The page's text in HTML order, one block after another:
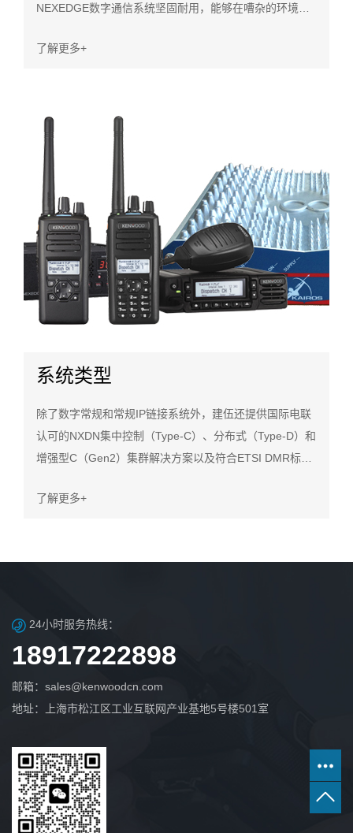
NEXEDGE数字通信系统坚固耐用，能够在嘈杂的环境中
强安全性。
了解更多+
系统类型
除了数字常规和常规IP链接系统外，建伍还提供国际电联
认可的NXDN集中控制（Type-C）、分布式（Type-D）和
增强型C（Gen2）集群解决方案以及符合ETSI DMR标准
用户能够在具有成本效益和面向未来的无线电系统解决方
了解更多+
24小时服务热线：
18917222898
邮箱：sales@kenwoodcn.com
地址：上海市松江区工业互联网产业基地5号楼501室